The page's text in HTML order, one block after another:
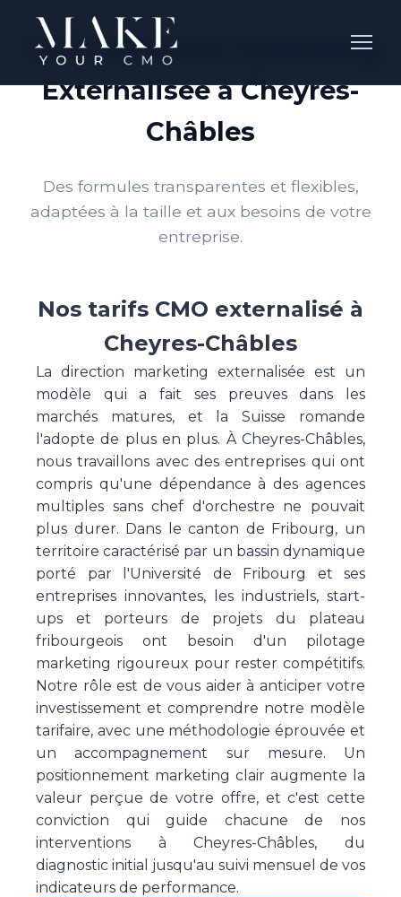
Tarifs Direction Marketing
Externalisée à Cheyres-
Châbles
Des formules transparentes et flexibles,
adaptées à la taille et aux besoins de votre
entreprise.
Nos tarifs CMO externalisé à
Cheyres-Châbles
La direction marketing externalisée est un
modèle qui a fait ses preuves dans les
marchés matures, et la Suisse romande
l'adopte de plus en plus. À Cheyres-Châbles,
nous travaillons avec des entreprises qui ont
compris qu'une dépendance à des agences
multiples sans chef d'orchestre ne pouvait
plus durer. Dans le canton de Fribourg, un
territoire caractérisé par un bassin dynamique
porté par l'Université de Fribourg et ses
entreprises innovantes, les industriels, start-
ups et porteurs de projets du plateau
fribourgeois ont besoin d'un pilotage
marketing rigoureux pour rester compétitifs.
Notre rôle est de vous aider à anticiper votre
investissement et comprendre notre modèle
tarifaire, avec une méthodologie éprouvée et
un accompagnement sur mesure. Un
positionnement marketing clair augmente la
valeur perçue de votre offre, et c'est cette
conviction qui guide chacune de nos
interventions à Cheyres-Châbles, du
diagnostic initial jusqu'au suivi mensuel de vos
indicateurs de performance.